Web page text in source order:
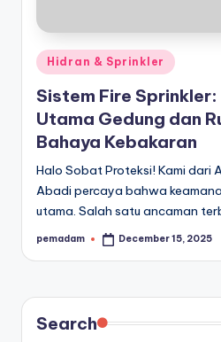
Posted
in
Hidran & Sprinkler
Sistem Fire Sprinkler:
Utama Gedung dan
Bahaya Kebakaran
Halo Sobat Proteksi! Kami dari
Abadi percaya bahwa
utama. Salah satu ancaman
Posted
pemadam December 15, 2025
Search